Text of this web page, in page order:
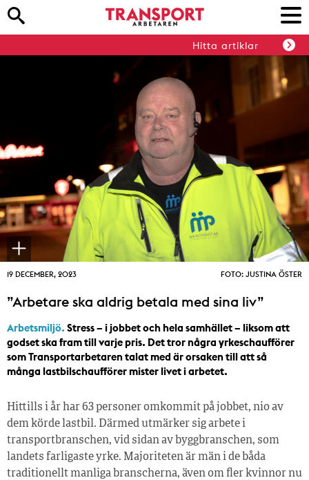
Hitta artiklar
19 DECEMBER, 2023 FOTO: JUSTINA ÖSTER
”Arbetare ska aldrig betala med sina liv”
Arbetsmiljö. Stress – i jobbet och hela samhället – liksom att
godset ska fram till varje pris. Det tror några yrkeschaufförer
som Transportarbetaren talat med är orsaken till att så
många lastbilschaufförer mister livet i arbetet.
Hittills i år har 63 personer omkommit på jobbet, nio av
dem körde lastbil. Därmed utmärker sig arbete i
transportbranschen, vid sidan av byggbranschen, som
landets farligaste yrke. Majoriteten är män i de båda
traditionellt manliga branscherna, även om fler kvinnor nu